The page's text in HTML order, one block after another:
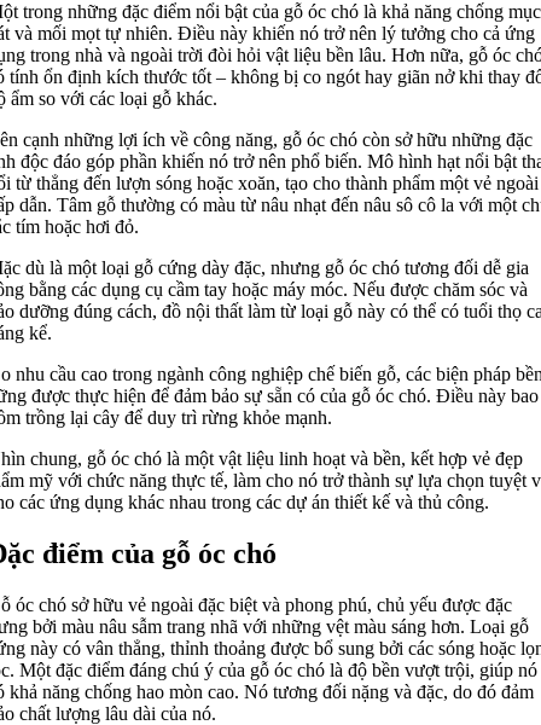
trong những đặc điểm nổi bật của gỗ óc chó là khả năng chống mục
và mối mọt tự nhiên. Điều này khiến nó trở nên lý tưởng cho cả ứng
trong nhà và ngoài trời đòi hỏi vật liệu bền lâu. Hơn nữa, gỗ óc
tính ổn định kích thước tốt – không bị co ngót hay giãn nở khi thay
ẩm so với các loại gỗ khác.
cạnh những lợi ích về công năng, gỗ óc chó còn sở hữu những đặc
độc đáo góp phần khiến nó trở nên phổ biến. Mô hình hạt nổi bật
từ thẳng đến lượn sóng hoặc xoăn, tạo cho thành phẩm một vẻ ngoài
dẫn. Tâm gỗ thường có màu từ nâu nhạt đến nâu sô cô la với một
tím hoặc hơi đỏ.
dù là một loại gỗ cứng dày đặc, nhưng gỗ óc chó tương đối dễ gia
bằng các dụng cụ cầm tay hoặc máy móc. Nếu được chăm sóc và
dưỡng đúng cách, đồ nội thất làm từ loại gỗ này có thể có tuổi thọ
kể.
nhu cầu cao trong ngành công nghiệp chế biến gỗ, các biện pháp
được thực hiện để đảm bảo sự sẵn có của gỗ óc chó. Điều này bao
trồng lại cây để duy trì rừng khỏe mạnh.
chung, gỗ óc chó là một vật liệu linh hoạt và bền, kết hợp vẻ đẹp
mỹ với chức năng thực tế, làm cho nó trở thành sự lựa chọn tuyệt
các ứng dụng khác nhau trong các dự án thiết kế và thủ công.
điểm của gỗ óc chó
óc chó sở hữu vẻ ngoài đặc biệt và phong phú, chủ yếu được đặc
bởi màu nâu sẫm trang nhã với những vệt màu sáng hơn. Loại gỗ
này có vân thẳng, thỉnh thoảng được bổ sung bởi các sóng hoặc
Một đặc điểm đáng chú ý của gỗ óc chó là độ bền vượt trội, giúp nó
khả năng chống hao mòn cao. Nó tương đối nặng và đặc, do đó đảm
chất lượng lâu dài của nó.